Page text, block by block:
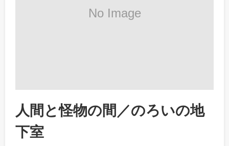
人間と怪物の間／のろいの地
下室